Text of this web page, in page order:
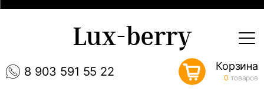
8 903 591 55 22
Lux-berry
Корзина
0 товаров